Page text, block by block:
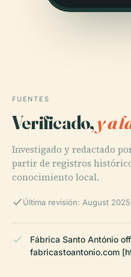
FUENTES
Verificado,y a
Investigado y redactado
partir de registros
conocimiento local.
Última revisión: August 2025
Fábrica Santo António
fabricastoantonio.com